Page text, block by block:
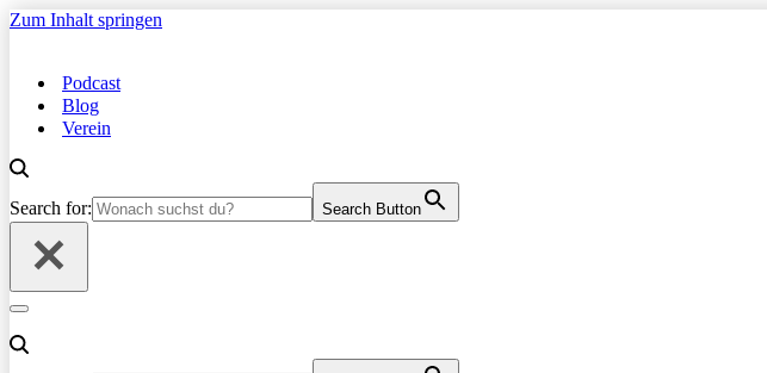
Zum Inhalt springen
Podcast
Blog
Verein
Search for: Search Button
Navigationsmenü